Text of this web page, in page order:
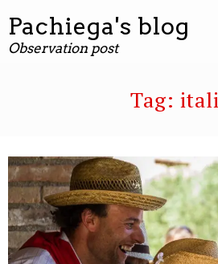
contenuto
Pachiega's blog
Observation post
Tag: